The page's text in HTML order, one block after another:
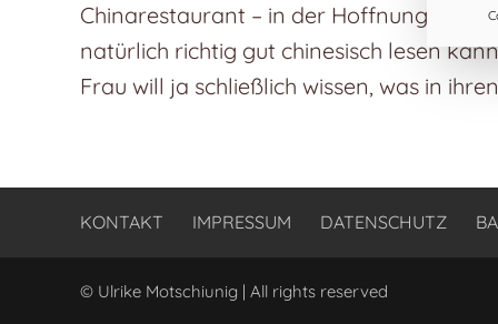
Chinarestaurant – in der Hoffnung, dort
natürlich richtig gut chinesisch lesen
Frau will ja schließlich wissen, was in
KONTAKT IMPRESSUM DATENSCHUTZ
© Ulrike Motschiunig | All rights reserved